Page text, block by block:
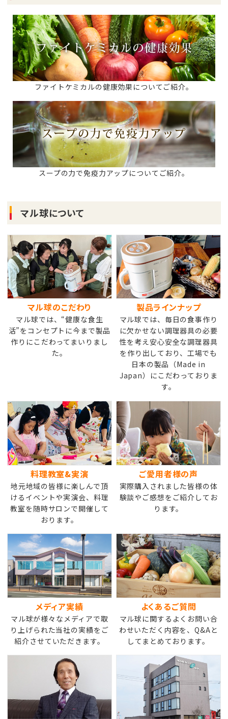
ファイトケミカルの健康効果についてご紹介。
スープの力で免疫力アップについてご紹介。
マル球について
マル球のこだわり
マル球では、“健康な食生
活”をコンセプトに今まで製品
作りにこだわってまいりまし
た。
製品ラインナップ
マル球では、毎日の食事作り
に欠かせない調理器具の必要
性を考え安心安全な調理器具
を作り出しており、工場でも
日本の製品（Made in
Japan）にこだわっておりま
す。
料理教室&実演
地元地域の皆様に楽しんで頂
けるイベントや実演会、料理
教室を随時サロンで開催して
おります。
ご愛用者様の声
実際購入されました皆様の体
験談やご感想をご紹介してお
ります。
メディア実績
マル球が様々なメディアで取
り上げられた当社の実績をご
紹介させていただきます。
よくあるご質問
マル球に関するよくお問い合
わせいただく内容を、Q&Aと
してまとめております。